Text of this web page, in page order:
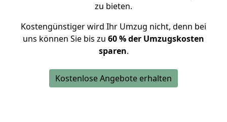
zu bieten.
Kostengünstiger wird Ihr Umzug nicht, denn bei
uns können Sie bis zu 60 % der Umzugskosten
sparen.
Kostenlose Angebote erhalten